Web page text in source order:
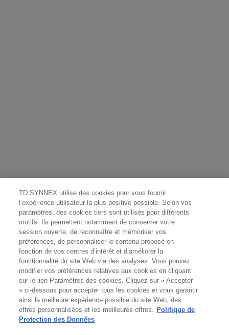
TD SYNNEX utilise des cookies pour vous fournir
l’expérience utilisateur la plus positive possible. Selon vos
paramètres, des cookies tiers sont utilisés pour différents
motifs. Ils permettent notamment de conserver votre
session ouverte, de reconnaître et mémoriser vos
préférences, de personnaliser le contenu proposé en
fonction de vos centres d’intérêt et d’améliorer la
fonctionnalité du site Web via des analyses. Vous pouvez
modifier vos préférences relatives aux cookies en cliquant
sur le lien Paramètres des cookies. Cliquez sur « Accepter
» ci-dessous pour accepter tous les cookies et vous garantir
ainsi la meilleure expérience possible du site Web, des
offres personnalisées et les meilleures offres. Politique de
Protection des Données